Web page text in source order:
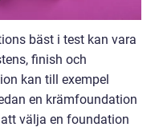
bäst i test kan vara
finish och
kan till exempel
en krämfoundation
välja en foundation